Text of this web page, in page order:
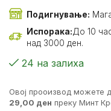
Подигнување:
Испорака:До 10
над 3000 ден.
24 на залиха
Овој прооизвод можете
29,00 ден преку Минт